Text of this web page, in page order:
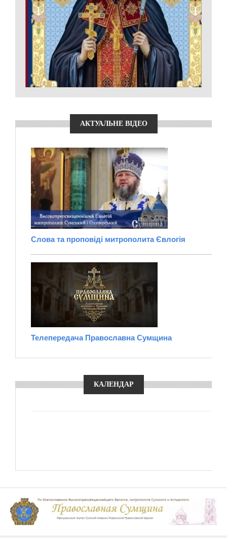
АКТУАЛЬНЕ ВІДЕО
Слова та проповіді митрополита Євлогія
Телепередача Православна Сумщина
КАЛЕНДАР